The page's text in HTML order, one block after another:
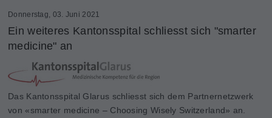
Donnerstag, 03. Juni 2021
Ein weiteres Kantonsspital schliesst sich "smarter
medicine" an
Das Kantonsspital Glarus schliesst sich dem Partnernetzwerk
von «smarter medicine – Choosing Wisely Switzerland» an.